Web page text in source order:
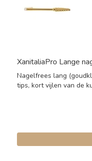
XanitaliaPro Lange
Nagelfrees lang
tips, kort vijlen van de